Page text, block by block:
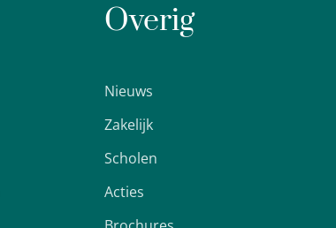
Overig
Nieuws
Zakelijk
Scholen
Acties